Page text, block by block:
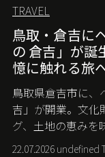
TRAVEL
鳥取・倉吉に
の 倉吉」が誕
憶に触れる旅
鳥取県倉吉市に、
吉」が開業。文化
グ、土地の恵みを
ちに深く滞在する
22.07.2026 undefined